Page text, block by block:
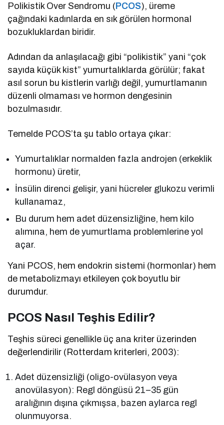
Polikistik Over Sendromu (PCOS), üreme
çağındaki kadınlarda en sık görülen hormonal
bozukluklardan biridir.
Adından da anlaşılacağı gibi “polikistik” yani “çok
sayıda küçük kist” yumurtalıklarda görülür; fakat
asıl sorun bu kistlerin varlığı değil, yumurtlamanın
düzenli olmaması ve hormon dengesinin
bozulmasıdır.
Temelde PCOS’ta şu tablo ortaya çıkar:
Yumurtalıklar normalden fazla androjen (erkeklik
hormonu) üretir,
İnsülin direnci gelişir, yani hücreler glukozu verimli
kullanamaz,
Bu durum hem adet düzensizliğine, hem kilo
alımına, hem de yumurtlama problemlerine yol
açar.
Yani PCOS, hem endokrin sistemi (hormonlar) hem
de metabolizmayı etkileyen çok boyutlu bir
durumdur.
PCOS Nasıl Teşhis Edilir?
Teşhis süreci genellikle üç ana kriter üzerinden
değerlendirilir (Rotterdam kriterleri, 2003):
Adet düzensizliği (oligo-ovülasyon veya
anovülasyon): Regl döngüsü 21–35 gün
aralığının dışına çıkmışsa, bazen aylarca regl
olunmuyorsa.